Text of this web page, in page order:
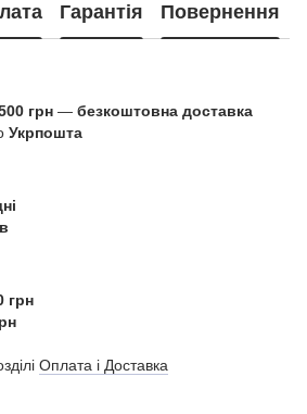
Гарантія Повернення
грн — безкоштовна доставка
Укрпошта
грн
Оплата і Доставка